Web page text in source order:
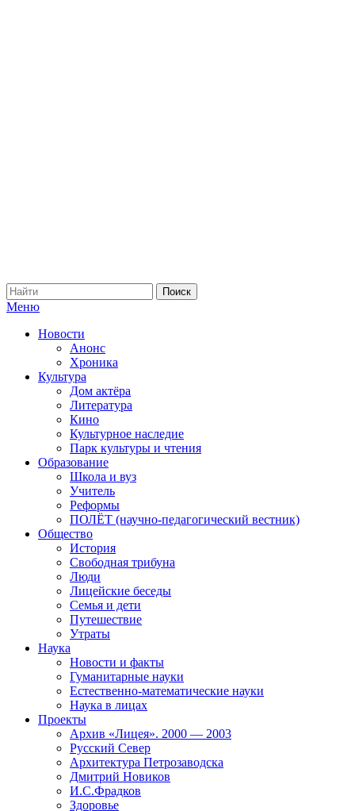
Меню
Новости
Анонс
Хроника
Культура
Дом актёра
Литература
Кино
Культурное наследие
Парк культуры и чтения
Образование
Школа и вуз
Учитель
Реформы
ПОЛЁТ (научно-педагогический вестник)
Общество
История
Свободная трибуна
Люди
Лицейские беседы
Семья и дети
Путешествие
Утраты
Наука
Новости и факты
Гуманитарные науки
Естественно-математические науки
Наука в лицах
Проекты
Архив «Лицея». 2000 — 2003
Русский Север
Архитектура Петрозаводска
Дмитрий Новиков
И.С.Фрадков
Здоровье